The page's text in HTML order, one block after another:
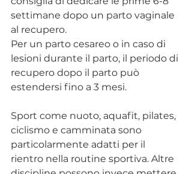
settimane dopo un parto vaginale
al recupero.
Per un parto cesareo o in caso di
lesioni durante il parto, il periodo di
recupero dopo il parto può
estendersi fino a 3 mesi.
Sport come nuoto, aquafit, pilates,
ciclismo e camminata sono
particolarmente adatti per il
rientro nella routine sportiva. Altre